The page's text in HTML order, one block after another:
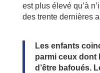
est plus élevé qu’à
des trente dernières
Les enfants
parmi ceux dont
d’être bafoués.